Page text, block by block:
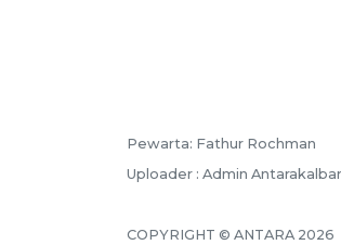
Pewarta: Fathur Rochman
Uploader : Admin Antarakalbar
COPYRIGHT © ANTARA 2026